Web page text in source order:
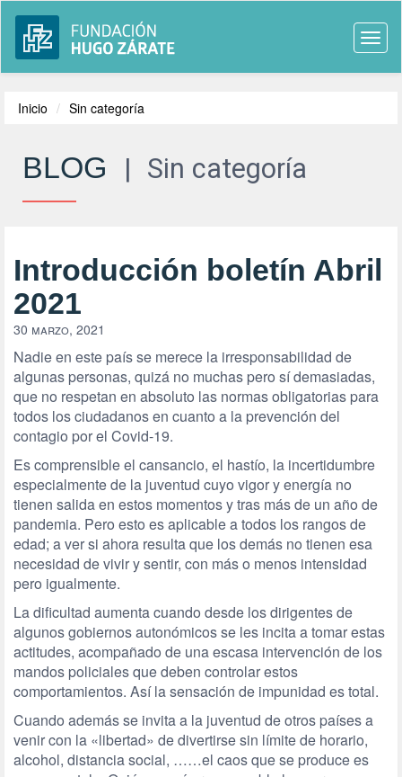
Inicio Sin categoría
BLOG | Sin categoría
Introducción boletín Abril
2021
30 marzo, 2021
Nadie en este país se merece la irresponsabilidad de
algunas personas, quizá no muchas pero sí demasiadas,
que no respetan en absoluto las normas obligatorias para
todos los ciudadanos en cuanto a la prevención del
contagio por el Covid-19.
Es comprensible el cansancio, el hastío, la incertidumbre
especialmente de la juventud cuyo vigor y energía no
tienen salida en estos momentos y tras más de un año de
pandemia. Pero esto es aplicable a todos los rangos de
edad; a ver si ahora resulta que los demás no tienen esa
necesidad de vivir y sentir, con más o menos intensidad
pero igualmente.
La dificultad aumenta cuando desde los dirigentes de
algunos gobiernos autonómicos se les incita a tomar estas
actitudes, acompañado de una escasa intervención de los
mandos policiales que deben controlar estos
comportamientos. Así la sensación de impunidad es total.
Cuando además se invita a la juventud de otros países a
venir con la «libertad» de divertirse sin límite de horario,
alcohol, distancia social, ……el caos que se produce es